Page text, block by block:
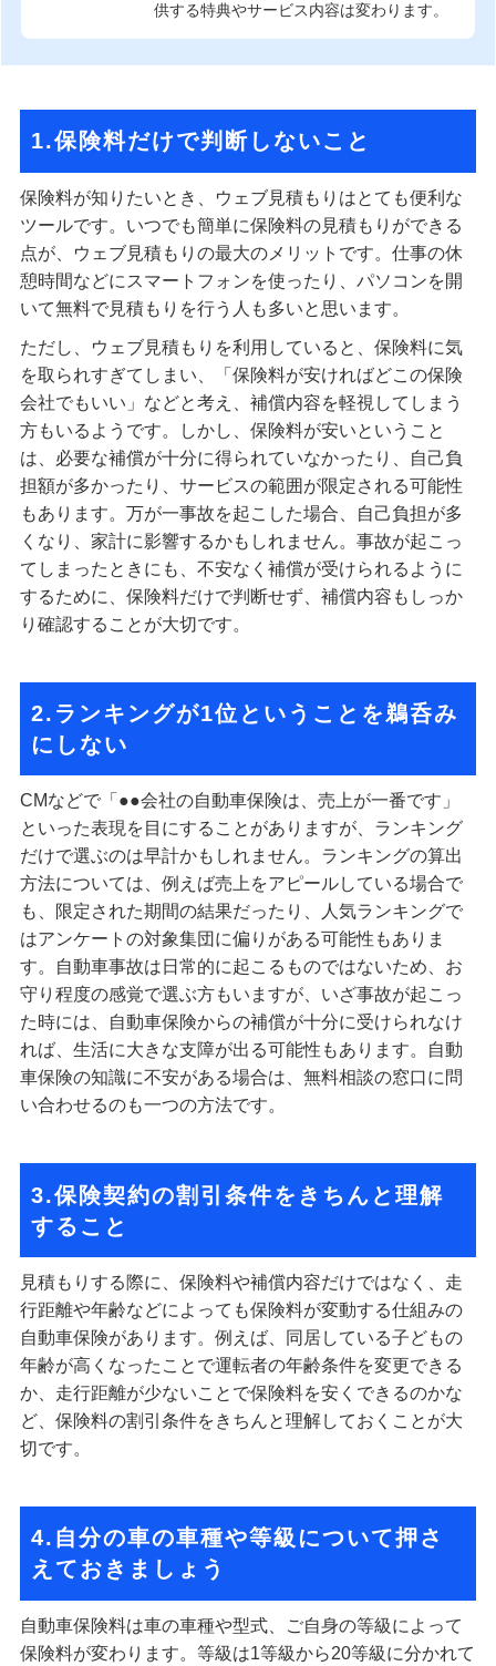
供する特典やサービス内容は変わります。
1.保険料だけで判断しないこと
保険料が知りたいとき、ウェブ見積もりはとても便利な
ツールです。いつでも簡単に保険料の見積もりができる
点が、ウェブ見積もりの最大のメリットです。仕事の休
憩時間などにスマートフォンを使ったり、パソコンを開
いて無料で見積もりを行う人も多いと思います。
ただし、ウェブ見積もりを利用していると、保険料に気
を取られすぎてしまい、「保険料が安ければどこの保険
会社でもいい」などと考え、補償内容を軽視してしまう
方もいるようです。しかし、保険料が安いということ
は、必要な補償が十分に得られていなかったり、自己負
担額が多かったり、サービスの範囲が限定される可能性
もあります。万が一事故を起こした場合、自己負担が多
くなり、家計に影響するかもしれません。事故が起こっ
てしまったときにも、不安なく補償が受けられるように
するために、保険料だけで判断せず、補償内容もしっか
り確認することが大切です。
2.ランキングが1位ということを鵜呑み
にしない
CMなどで「●●会社の自動車保険は、売上が一番です」
といった表現を目にすることがありますが、ランキング
だけで選ぶのは早計かもしれません。ランキングの算出
方法については、例えば売上をアピールしている場合で
も、限定された期間の結果だったり、人気ランキングで
はアンケートの対象集団に偏りがある可能性もありま
す。自動車事故は日常的に起こるものではないため、お
守り程度の感覚で選ぶ方もいますが、いざ事故が起こっ
た時には、自動車保険からの補償が十分に受けられなけ
れば、生活に大きな支障が出る可能性もあります。自動
車保険の知識に不安がある場合は、無料相談の窓口に問
い合わせるのも一つの方法です。
3.保険契約の割引条件をきちんと理解
すること
見積もりする際に、保険料や補償内容だけではなく、走
行距離や年齢などによっても保険料が変動する仕組みの
自動車保険があります。例えば、同居している子どもの
年齢が高くなったことで運転者の年齢条件を変更できる
か、走行距離が少ないことで保険料を安くできるのかな
ど、保険料の割引条件をきちんと理解しておくことが大
切です。
4.自分の車の車種や等級について押さ
えておきましょう
自動車保険料は車の車種や型式、ご自身の等級によって
保険料が変わります。等級は1等級から20等級に分かれて